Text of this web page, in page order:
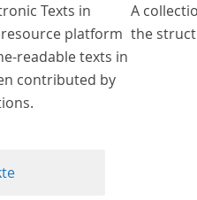
Texts in
resource platform
readable texts in
contributed by
A
the